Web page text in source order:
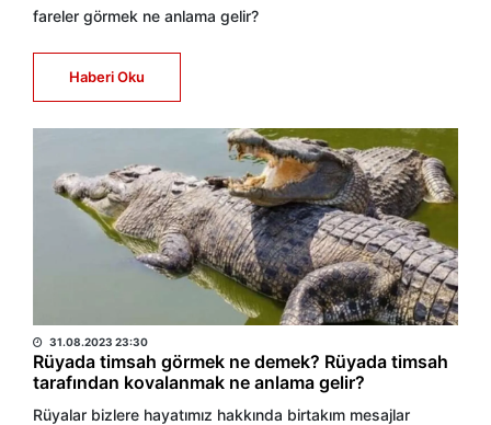
fareler görmek ne anlama gelir?
Haberi Oku
31.08.2023 23:30
Rüyada timsah görmek ne demek? Rüyada timsah
tarafından kovalanmak ne anlama gelir?
Rüyalar bizlere hayatımız hakkında birtakım mesajlar